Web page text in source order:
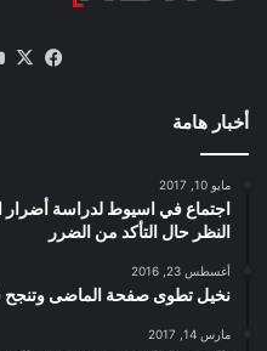
أخبار هامة
مايو 10, 2017
اجتماع في اسيوط لدراسة أضرار
النظر حال التأكد من الضرر
أغسطس 23, 2016
نخيل تطوى صفحة الماضى وتنجح
مارس 14, 2017